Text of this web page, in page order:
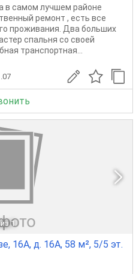
в самом лучшем районе
ремонт , есть все
проживания. Два больших
спальня со своей
транспортная...
из 1
16А, д. 16А, 58 м², 5/5 эт.